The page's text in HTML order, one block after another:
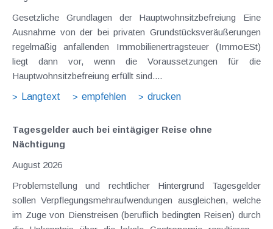
Gesetzliche Grundlagen der Hauptwohnsitzbefreiung Eine
Ausnahme von der bei privaten Grundstücksveräußerungen
regelmäßig anfallenden Immobilienertragsteuer (ImmoESt)
liegt dann vor, wenn die Voraussetzungen für die
Hauptwohnsitzbefreiung erfüllt sind....
Langtext
empfehlen drucken
Tagesgelder auch bei eintägiger Reise ohne
Nächtigung
August 2026
Problemstellung und rechtlicher Hintergrund Tagesgelder
sollen Verpflegungsmehraufwendungen ausgleichen, welche
im Zuge von Dienstreisen (beruflich bedingten Reisen) durch